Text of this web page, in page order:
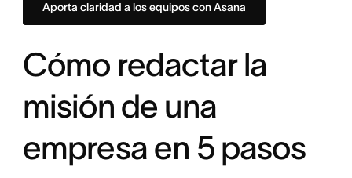
Aporta claridad a los equipos con Asana
Cómo redactar la
misión de una
empresa en 5 pasos